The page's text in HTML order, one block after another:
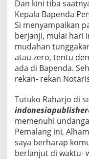
Dan kini tiba
Kepala Bapenda
Si menyampaikan
berjanji, mulai hari
mudahan
atau zero, tentu
ada di Bapenda.
rekan- rekan
Tutuko Raharjo di
memenuhi
Pemalang ini,
saya berharap
berlanjut di waktu-